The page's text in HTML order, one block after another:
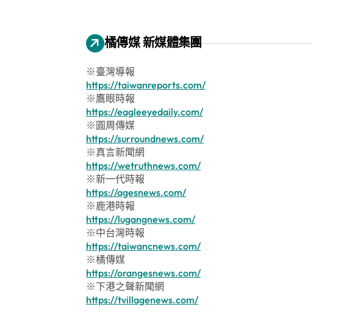
橘傳媒 新媒體集團
※臺灣導報
https://taiwanreports.com/
※鷹眼時報
https://eagleeyedaily.com/
※圓周傳媒
https://surroundnews.com/
※真言新聞網
https://wetruthnews.com/
※新一代時報
https://agesnews.com/
※鹿港時報
https://lugangnews.com/
※中台灣時報
https://taiwancnews.com/
※橘傳媒
https://orangesnews.com/
※下港之聲新聞網
https://tvillagenews.com/